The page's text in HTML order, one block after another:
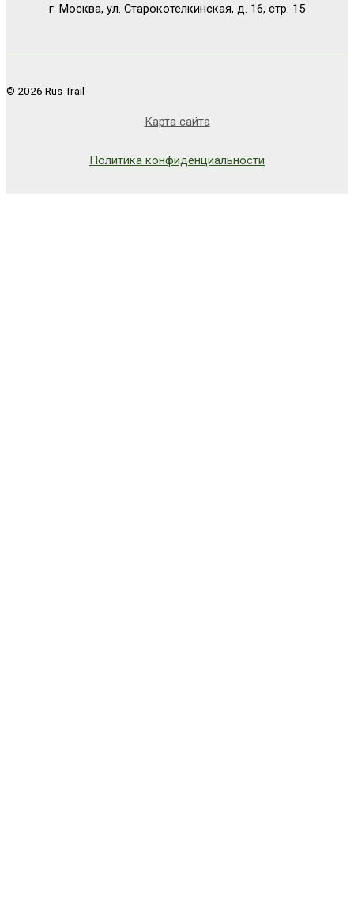
г. Москва, ул. Старокотелкинская, д. 16, стр. 15
© 2026 Rus Trail
Карта сайта
Политика конфиденциальности